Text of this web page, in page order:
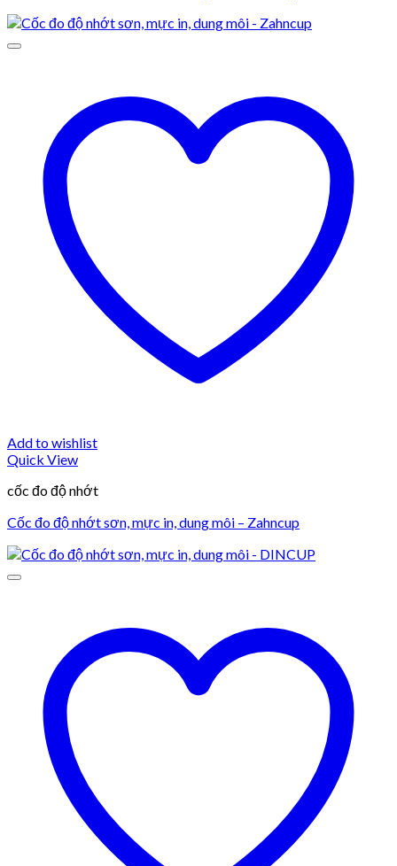
Add to wishlist
Quick View
cốc đo độ nhớt
Cốc đo độ nhớt sơn, mực in, dung môi – Zahncup